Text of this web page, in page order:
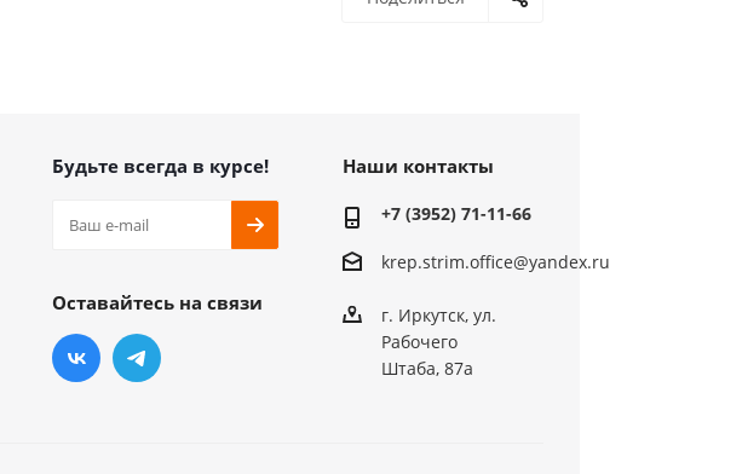
Будьте всегда в курсе!
Оставайтесь на связи
Наши контакты
+7 (3952) 71-11-66
krep.strim.office@yandex.ru
г. Иркутск, ул.
Рабочего
Штаба, 87а